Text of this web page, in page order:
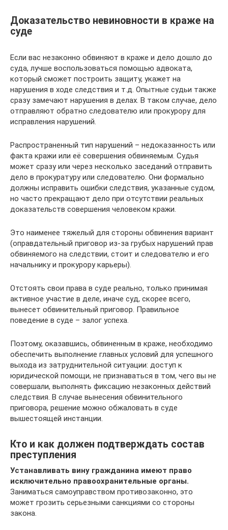
Доказательство невиновности в краже на
суде
Если вас незаконно обвиняют в краже и дело дошло до
суда, лучше воспользоваться помощью адвоката,
который сможет построить защиту, укажет на
нарушения в ходе следствия и т.д. Опытные судьи также
сразу замечают нарушения в делах. В таком случае, дело
отправляют обратно следователю или прокурору для
исправления нарушений.
Распространенный тип нарушений – недоказанность или
факта кражи или её совершения обвиняемым. Судья
может сразу или через несколько заседаний отправить
дело в прокуратуру или следователю. Они формально
должны исправить ошибки следствия, указанные судом,
но часто прекращают дело при отсутствии реальных
доказательств совершения человеком кражи.
Это наименее тяжелый для стороны обвинения вариант
(оправдательный приговор из-за грубых нарушений прав
обвиняемого на следствии, стоит и следователю и его
начальнику и прокурору карьеры).
Отстоять свои права в суде реально, только принимая
активное участие в деле, иначе суд, скорее всего,
вынесет обвинительный приговор. Правильное
поведение в суде – залог успеха.
Поэтому, оказавшись, обвиненным в краже, необходимо
обеспечить выполнение главных условий для успешного
выхода из затруднительной ситуации: доступ к
юридической помощи, не признаваться в том, чего вы не
совершали, выполнять фиксацию незаконных действий
следствия. В случае вынесения обвинительного
приговора, решение можно обжаловать в суде
вышестоящей инстанции.
Кто и как должен подтверждать состав
преступления
Устанавливать вину гражданина имеют право
исключительно правоохранительные органы.
Заниматься самоуправством противозаконно, это
может грозить серьезными санкциями со стороны
закона.